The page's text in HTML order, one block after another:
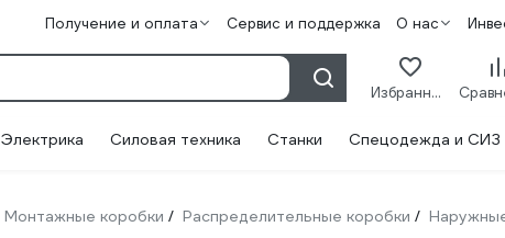
Получение и оплата Сервис и поддержка О нас
Избранное
Электрика Силовая техника Станки Спецодежда и СИЗ
Монтажные коробки / Распределительные коробки /